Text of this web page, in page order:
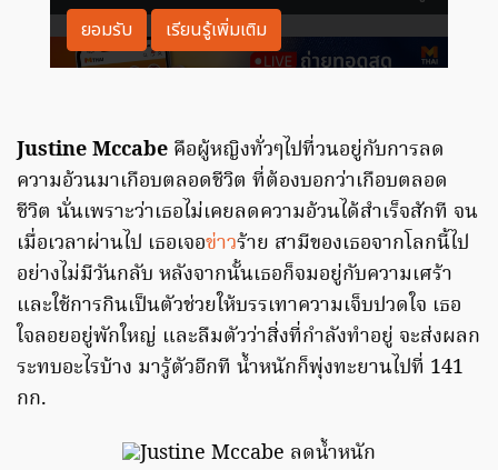
Justine Mccabe คือผู้หญิงทั่วๆไปที่วนอยู่กับการลด
ความอ้วนมาเกือบตลอดชีวิต ที่ต้องบอกว่าเกือบตลอด
ชีวิต นั่นเพราะว่าเธอไม่เคยลดความอ้วนได้สำเร็จสักที จน
เมื่อเวลาผ่านไป เธอเจอข่าวร้าย สามีของเธอจากโลกนี้ไป
อย่างไม่มีวันกลับ หลังจากนั้นเธอก็จมอยู่กับความเศร้า
และใช้การกินเป็นตัวช่วยให้บรรเทาความเจ็บปวดใจ เธอ
ใจลอยอยู่พักใหญ่ และลืมตัวว่าสิ่งที่กำลังทำอยู่ จะส่งผลก
ระทบอะไรบ้าง มารู้ตัวอีกที น้ำหนักก็พุ่งทะยานไปที่ 141
กก.